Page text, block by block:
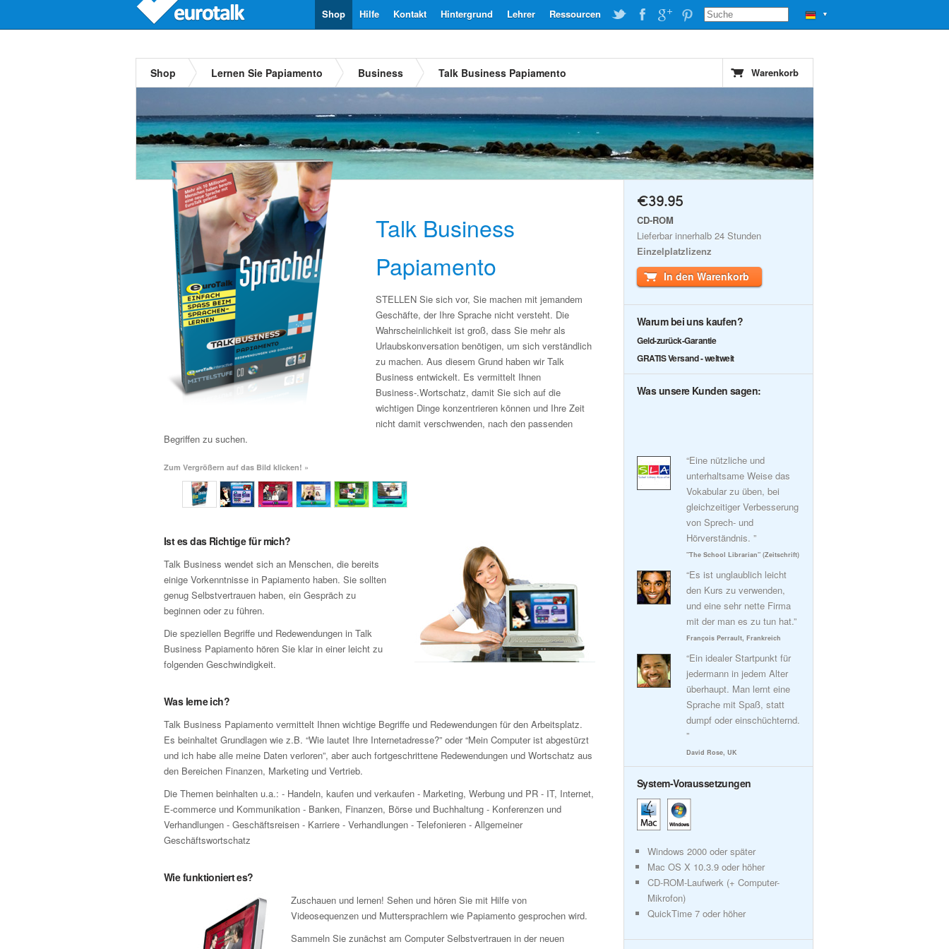
▼
Ressourcen
Lehrer
Hintergrund
Kontakt
Hilfe
Shop
Shop Lernen Sie Papiamento Business Talk Business Papiamento Warenkorb
Talk Business
Papiamento
STELLEN Sie sich vor, Sie machen mit jemandem
Geschäfte, der Ihre Sprache nicht versteht. Die
Wahrscheinlichkeit ist groß, dass Sie mehr als
Urlaubskonversation benötigen, um sich verständlich
zu machen. Aus diesem Grund haben wir Talk
Business entwickelt. Es vermittelt Ihnen
Business-.Wortschatz, damit Sie sich auf die
wichtigen Dinge konzentrieren können und Ihre Zeit
nicht damit verschwenden, nach den passenden
Begriffen zu suchen.
Zum Vergrößern auf das Bild klicken! »
Ist es das Richtige für mich?
Talk Business wendet sich an Menschen, die bereits
einige Vorkenntnisse in Papiamento haben. Sie sollten
genug Selbstvertrauen haben, ein Gespräch zu
beginnen oder zu führen.
Die speziellen Begriffe und Redewendungen in Talk
Business Papiamento hören Sie klar in einer leicht zu
folgenden Geschwindigkeit.
Was lerne ich?
Talk Business Papiamento vermittelt Ihnen wichtige Begriffe und Redewendungen für den Arbeitsplatz.
Es beinhaltet Grundlagen wie z.B. “Wie lautet Ihre Internetadresse?” oder “Mein Computer ist abgestürzt
und ich habe alle meine Daten verloren”, aber auch fortgeschrittene Redewendungen und Wortschatz aus
den Bereichen Finanzen, Marketing und Vertrieb.
Die Themen beinhalten u.a.: - Handeln, kaufen und verkaufen - Marketing, Werbung und PR - IT, Internet,
E-commerce und Kommunikation - Banken, Finanzen, Börse und Buchhaltung - Konferenzen und
Verhandlungen - Geschäftsreisen - Karriere - Verhandlungen - Telefonieren - Allgemeiner
Geschäftswortschatz
Wie funktioniert es?
Zuschauen und lernen! Sehen und hören Sie mit Hilfe von
Videosequenzen und Muttersprachlern wie Papiamento gesprochen wird.
Sammeln Sie zunächst am Computer Selbstvertrauen in der neuen
€39.95
CD-ROM
Lieferbar innerhalb 24 Stunden
Einzelplatzlizenz
In den Warenkorb
Warum bei uns kaufen?
Geld-zurück-Garantie
GRATIS Versand - weltweit
Was unsere Kunden sagen:
“Eine nützliche und
unterhaltsame Weise das
Vokabular zu üben, bei
gleichzeitiger Verbesserung
von Sprech- und
Hörverständnis. ”
"The School Librarian" (Zeitschrift)
“Es ist unglaublich leicht
den Kurs zu verwenden,
und eine sehr nette Firma
mit der man es zu tun hat.”
François Perrault, Frankreich
“Ein idealer Startpunkt für
jedermann in jedem Alter
überhaupt. Man lernt eine
Sprache mit Spaß, statt
dumpf oder einschüchternd.
”
David Rose, UK
System-Voraussetzungen
Windows 2000 oder später
Mac OS X 10.3.9 oder höher
CD-ROM-Laufwerk (+ Computer-
Mikrofon)
QuickTime 7 oder höher